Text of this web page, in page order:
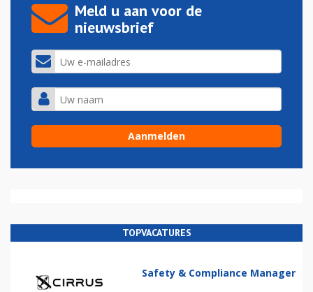
Meld u aan voor de
nieuwsbrief
TOPVACATURES
Safety & Compliance Manager